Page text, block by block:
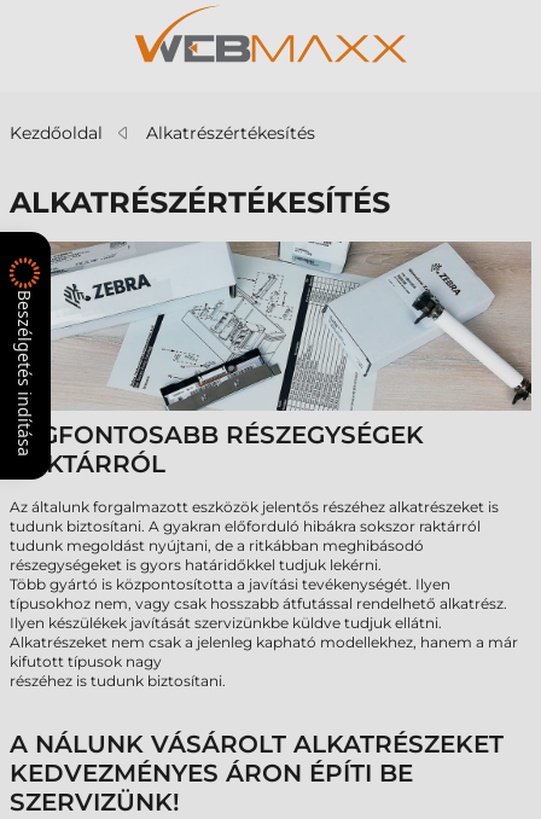
Kezdőoldal Alkatrészértékesítés
ALKATRÉSZÉRTÉKESÍTÉS
LEGFONTOSABB RÉSZEGYSÉGEK
RAKTÁRRÓL
Az általunk forgalmazott eszközök jelentős részéhez alkatrészeket is
tudunk biztosítani. A gyakran előforduló hibákra sokszor raktárról
tudunk megoldást nyújtani, de a ritkábban meghibásodó
részegységeket is gyors határidőkkel tudjuk lekérni.
Több gyártó is központosította a javítási tevékenységét. Ilyen
típusokhoz nem, vagy csak hosszabb átfutással rendelhető alkatrész.
Ilyen készülékek javítását szervizünkbe küldve tudjuk ellátni.
Alkatrészeket nem csak a jelenleg kapható modellekhez, hanem a már
kifutott típusok nagy
részéhez is tudunk biztosítani.
A NÁLUNK VÁSÁROLT ALKATRÉSZEKET
KEDVEZMÉNYES ÁRON ÉPÍTI BE
SZERVIZÜNK!
Beszélgetés indítása